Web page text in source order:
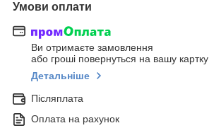
Умови оплати
Ви отримаєте замовлення
або гроші повернуться на вашу картку
Детальніше
Післяплата
Оплата на рахунок